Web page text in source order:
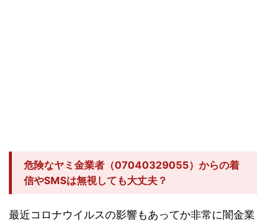
危険なヤミ金業者（07040329055）からの着
信やSMSは無視しても大丈夫？
最近コロナウイルスの影響もあってか非常に闇金業